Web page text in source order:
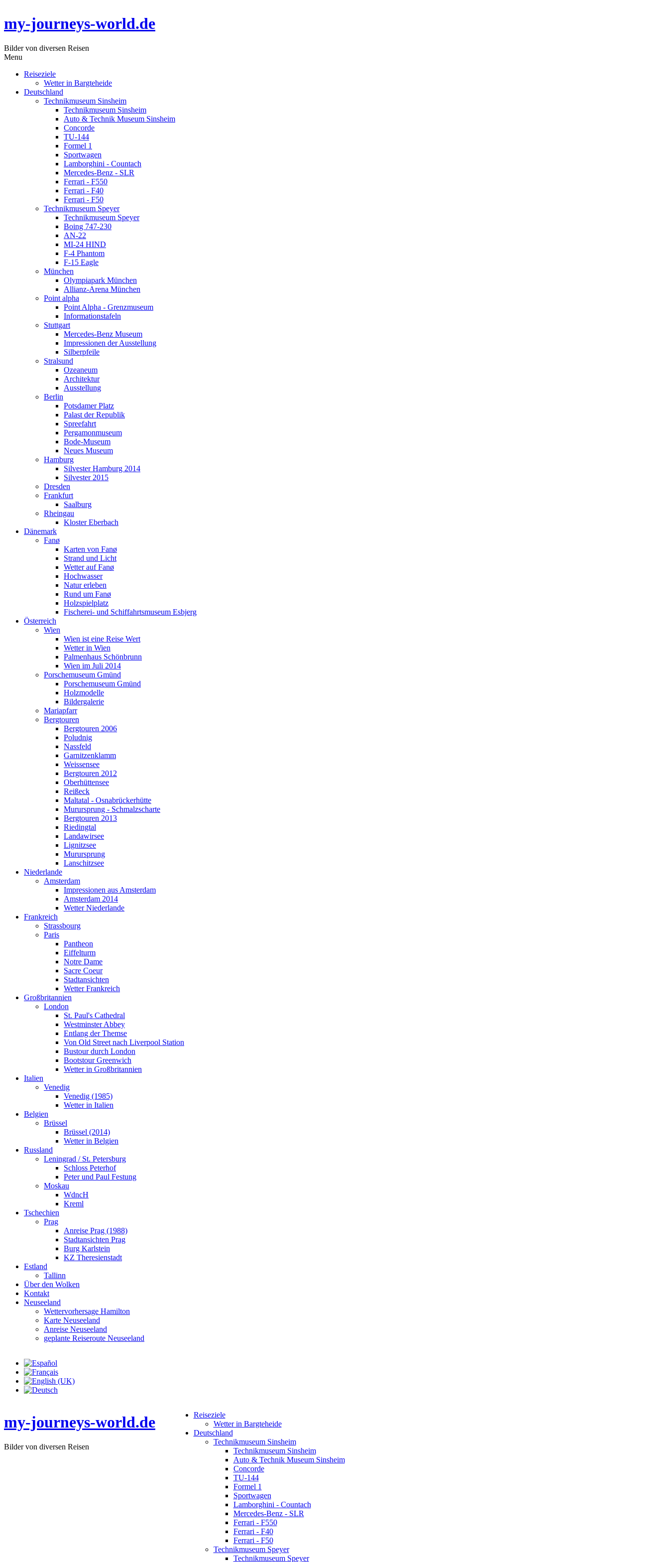
my-journeys-world.de
Bilder von diversen Reisen
Menu
Reiseziele
Wetter in Bargteheide
Deutschland
Technikmuseum Sinsheim
Technikmuseum Sinsheim
Auto & Technik Museum Sinsheim
Concorde
TU-144
Formel 1
Sportwagen
Lamborghini - Countach
Mercedes-Benz - SLR
Ferrari - F550
Ferrari - F40
Ferrari - F50
Technikmuseum Speyer
Technikmuseum Speyer
Boing 747-230
AN-22
MI-24 HIND
F-4 Phantom
F-15 Eagle
München
Olympiapark München
Allianz-Arena München
Point alpha
Point Alpha - Grenzmuseum
Informationstafeln
Stuttgart
Mercedes-Benz Museum
Impressionen der Ausstellung
Silberpfeile
Stralsund
Ozeaneum
Architektur
Ausstellung
Berlin
Potsdamer Platz
Palast der Republik
Spreefahrt
Pergamonmuseum
Bode-Museum
Neues Museum
Hamburg
Silvester Hamburg 2014
Silvester 2015
Dresden
Frankfurt
Saalburg
Rheingau
Kloster Eberbach
Dänemark
Fanø
Karten von Fanø
Strand und Licht
Wetter auf Fanø
Hochwasser
Natur erleben
Rund um Fanø
Holzspielplatz
Fischerei- und Schiffahrtsmuseum Esbjerg
Österreich
Wien
Wien ist eine Reise Wert
Wetter in Wien
Palmenhaus Schönbrunn
Wien im Juli 2014
Porschemuseum Gmünd
Porschemuseum Gmünd
Holzmodelle
Bildergalerie
Mariapfarr
Bergtouren
Bergtouren 2006
Poludnig
Nassfeld
Garnitzenklamm
Weissensee
Bergtouren 2012
Oberhüttensee
Reißeck
Maltatal - Osnabrückerhütte
Murursprung - Schmalzscharte
Bergtouren 2013
Riedingtal
Landawirsee
Lignitzsee
Murursprung
Lanschitzsee
Niederlande
Amsterdam
Impressionen aus Amsterdam
Amsterdam 2014
Wetter Niederlande
Frankreich
Strassbourg
Paris
Pantheon
Eiffelturm
Notre Dame
Sacre Coeur
Stadtansichten
Wetter Frankreich
Großbritannien
London
St. Paul's Cathedral
Westminster Abbey
Entlang der Themse
Von Old Street nach Liverpool Station
Bustour durch London
Bootstour Greenwich
Wetter in Großbritannien
Italien
Venedig
Venedig (1985)
Wetter in Italien
Belgien
Brüssel
Brüssel (2014)
Wetter in Belgien
Russland
Leningrad / St. Petersburg
Schloss Peterhof
Peter und Paul Festung
Moskau
WdncH
Kreml
Tschechien
Prag
Anreise Prag (1988)
Stadtansichten Prag
Burg Karlstein
KZ Theresienstadt
Estland
Tallinn
Über den Wolken
Kontakt
Neuseeland
Wettervorhersage Hamilton
Karte Neuseeland
Anreise Neuseeland
geplante Reiseroute Neuseeland
my-journeys-world.de
Bilder von diversen Reisen
Reiseziele
Wetter in Bargteheide
Deutschland
Technikmuseum Sinsheim
Technikmuseum Sinsheim
Auto & Technik Museum Sinsheim
Concorde
TU-144
Formel 1
Sportwagen
Lamborghini - Countach
Mercedes-Benz - SLR
Ferrari - F550
Ferrari - F40
Ferrari - F50
Technikmuseum Speyer
Technikmuseum Speyer